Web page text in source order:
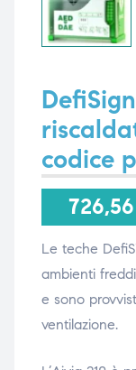
codice
726,56
Le teche
ambienti
e sono
ventilazione.